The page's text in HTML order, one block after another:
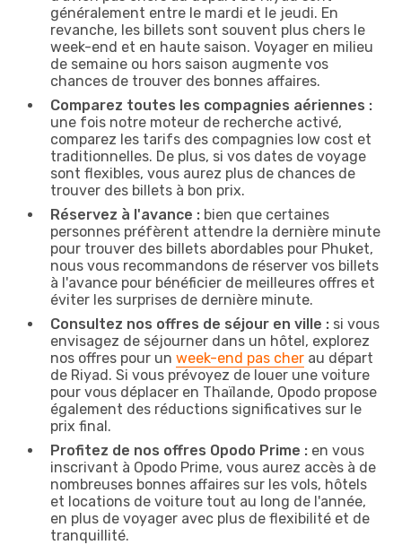
généralement entre le mardi et le jeudi. En
revanche, les billets sont souvent plus chers le
week-end et en haute saison. Voyager en milieu
de semaine ou hors saison augmente vos
chances de trouver des bonnes affaires.
Comparez toutes les compagnies aériennes :
une fois notre moteur de recherche activé,
comparez les tarifs des compagnies low cost et
traditionnelles. De plus, si vos dates de voyage
sont flexibles, vous aurez plus de chances de
trouver des billets à bon prix.
Réservez à l'avance : bien que certaines
personnes préfèrent attendre la dernière minute
pour trouver des billets abordables pour Phuket,
nous vous recommandons de réserver vos billets
à l'avance pour bénéficier de meilleures offres et
éviter les surprises de dernière minute.
Consultez nos offres de séjour en ville : si vous
envisagez de séjourner dans un hôtel, explorez
nos offres pour un week-end pas cher au départ
de Riyad. Si vous prévoyez de louer une voiture
pour vous déplacer en Thaïlande, Opodo propose
également des réductions significatives sur le
prix final.
Profitez de nos offres Opodo Prime : en vous
inscrivant à Opodo Prime, vous aurez accès à de
nombreuses bonnes affaires sur les vols, hôtels
et locations de voiture tout au long de l'année,
en plus de voyager avec plus de flexibilité et de
tranquillité.